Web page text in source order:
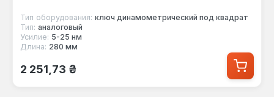
Тип оборудования: ключ динамометрический под квадрат
Тип: аналоговый
Усилие: 5-25 нм
Длина: 280 мм
Обычная цена:
2 251,73 ₴